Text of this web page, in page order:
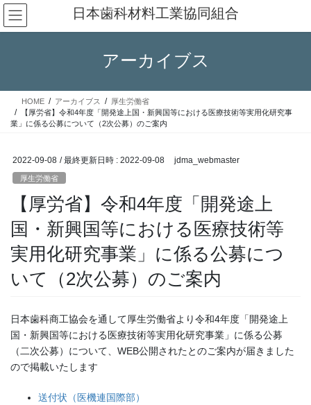
コ
ン
テ
ス
ナ
ビ
ゲ
ン
日本歯科材料工業協同組合
アーカイブス
HOME アーカイブス
厚生労働省
【厚労省】令和4年度「開発途上国・新興国等における医療技術等実用化研究事
業」に係る公募について（2次公募）のご案内
2022-09-08 / 最終更新日時 : 2022-09-08 jdma_webmaster
厚生労働省
【厚労省】令和4年度「開発途上
国・新興国等における医療技術等
実用化研究事業」に係る公募につ
いて（2次公募）のご案内
日本歯科商工協会を通して厚生労働省より令和4年度「開発途上
国・新興国等における医療技術等実用化研究事業」に係る公募
（二次公募）について、WEB公開されたとのご案内が届きました
ので掲載いたします
送付状（医機連国際部）